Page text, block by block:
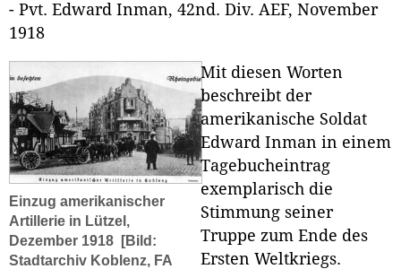
- Pvt. Edward Inman, 42nd. Div. AEF, November
1918
Einzug amerikanischer
Artillerie in Lützel,
Dezember 1918
[Bild:
Stadtarchiv Koblenz, FA
Mit diesen Worten
beschreibt der
amerikanische Soldat
Edward Inman in einem
Tagebucheintrag
exemplarisch die
Stimmung seiner
Truppe zum Ende des
Ersten Weltkriegs.